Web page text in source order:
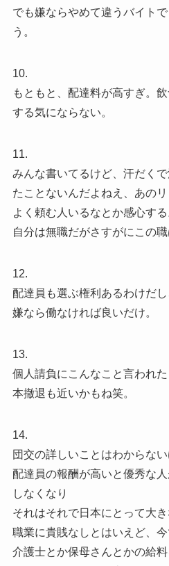
でも嫌ならやめて違うバイト
う。
10.
もともと、配達料が高すぎ。
する気にならない。
11.
みんな書いてるけど、汗だく
たことないんだよねえ、あのリ
よく頼む人いるなとか感心する
自分は無職だがさすがにこの職
12.
配達員も選ぶ権利あるわけだし
嫌なら働なければ良いだけ。
13.
個人請負にこんなこと言われ
本撤退も近いかもね笑。
14.
団交の詳しいことはわからな
配達員の報酬が高いと優秀な
しなくなり
それはそれで日本にとって大
職業に貴賎なしとはいえど、
介護士とか保母さんとかの給